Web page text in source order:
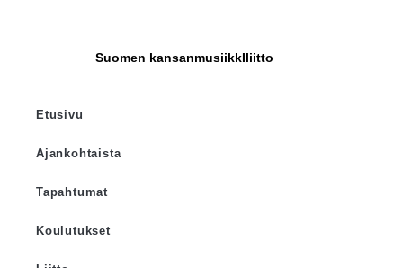
Suomen kansanmusiikkIliitto
Etusivu
Ajankohtaista
Tapahtumat
Koulutukset